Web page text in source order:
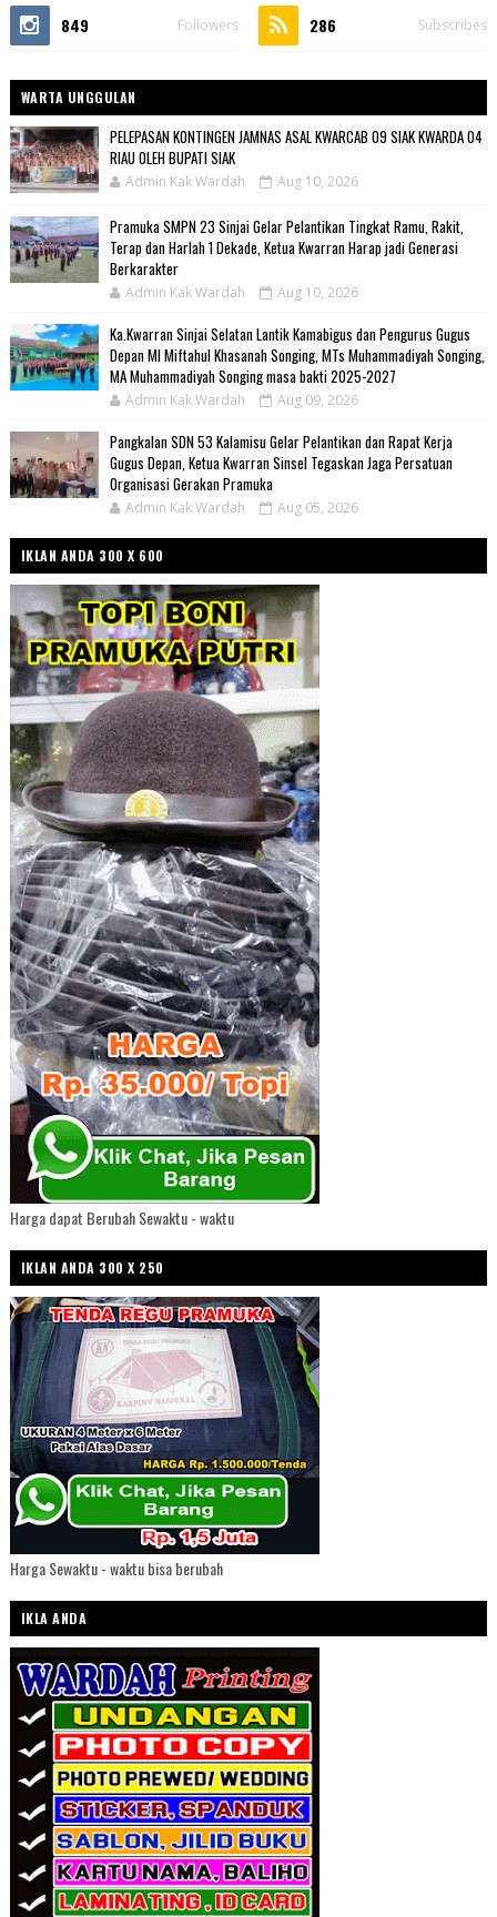
849 Followers 286 Subscribes
WARTA UNGGULAN
PELEPASAN KONTINGEN JAMNAS ASAL KWARCAB 09 SIAK KWARDA 04
RIAU OLEH BUPATI SIAK
Admin Kak Wardah Aug 10, 2026
Pramuka SMPN 23 Sinjai Gelar Pelantikan Tingkat Ramu, Rakit,
Terap dan Harlah 1 Dekade, Ketua Kwarran Harap jadi Generasi
Berkarakter
Admin Kak Wardah Aug 10, 2026
Ka.Kwarran Sinjai Selatan Lantik Kamabigus dan Pengurus Gugus
Depan MI Miftahul Khasanah Songing, MTs Muhammadiyah Songing,
MA Muhammadiyah Songing masa bakti 2025-2027
Admin Kak Wardah Aug 09, 2026
Pangkalan SDN 53 Kalamisu Gelar Pelantikan dan Rapat Kerja
Gugus Depan, Ketua Kwarran Sinsel Tegaskan Jaga Persatuan
Organisasi Gerakan Pramuka
Admin Kak Wardah Aug 05, 2026
IKLAN ANDA 300 X 600
Harga dapat Berubah Sewaktu - waktu
IKLAN ANDA 300 X 250
Harga Sewaktu - waktu bisa berubah
IKLA ANDA